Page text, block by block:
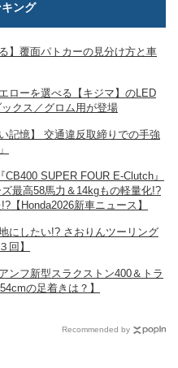
ング
】覆面パトカーの見分け方と車
ローを選べる【キジマ】のLED
クス／グロム用が登場
記憶】 交通違反取締りでの手強
CB400 SUPER FOUR E-Clutch』
最高58馬力＆14kgもの軽量化!?
【Honda2026新車ニュース】
にしたい!? さおりんツーリング
回】
フ新型スラクストン400＆トラ
の足着きは？】
Recommended by